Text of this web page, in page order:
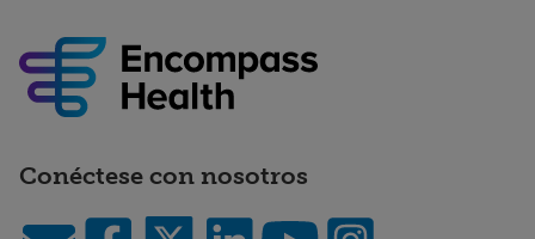
Conéctese con nosotros